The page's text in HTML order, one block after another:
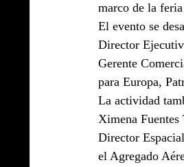
marco de la
El evento se
Director
Gerente
para Europa,
La actividad
Ximena
Director
el Agregado